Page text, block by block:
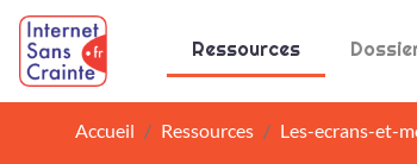
Panneau de gestion des cookies
Ressources
Accueil Ressources Les-ecrans-et-